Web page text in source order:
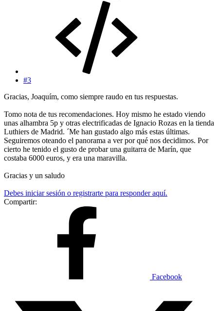
#3
Gracias, Joaquím, como siempre raudo en tus respuestas.
Tomo nota de tus recomendaciones. Hoy mismo he estado viendo
unas alhambra 5p y otras electrificadas de Ignacio Rozas en la tienda
Luthiers de Madrid. ´Me han gustado algo más estas últimas.
Seguiremos oteando el panorama a ver por qué nos decidimos. Por
cierto he tenido el gusto de probar una guitarra de Marín, que
costaba 6000 euros, y era una maravilla.
Gracias y un saludo
Debes iniciar sesión o registrarte para responder aquí.
Compartir:
Facebook